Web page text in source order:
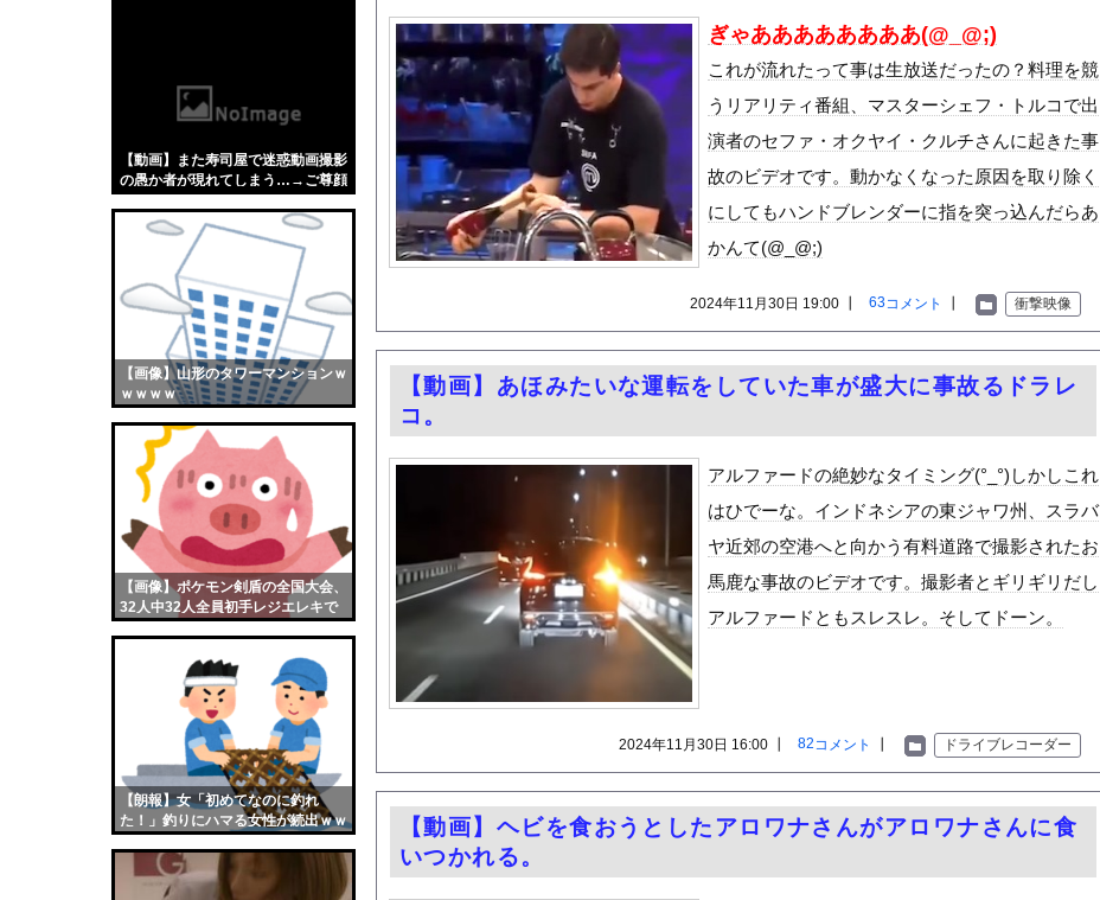
【動画】また寿司屋で迷惑動画撮影
の愚か者が現れてしまう…→ご尊顔
【画像】山形のタワーマンションｗ
ｗｗｗｗ
【画像】ポケモン剣盾の全国大会、
32人中32人全員初手レジエレキで
【朗報】女「初めてなのに釣れ
た！」釣りにハマる女性が続出ｗｗ
娘に愛萌と名付けてしまった。妊娠中の私「響きがかわいいし、愛萌おばあちゃんってかわい...
おじさんファッション論争→次のターゲットはボディバッグ?パーカーもダメハーフパンツも...
【悲報】Googleのエンジニア「AIで仕事がつまらなくなった」
F1ハンガリーGPのアストンマーチンの改善にパパストロール興奮「工場の男子＆女子の努...
【悲報】菊地亜美「夫は日本で仕事、私と子供はマレーシア、夫は毎月会いに来る」←これど...
刈川くるみアナ くっきり巨乳が揺れる！！【GIF動画あり】
【悲報】日本人、バカかもしれない。食品消費税減税（8%→1%）に93.2%の国民が賛...
【朗報】れみひゅーさん、ケータリングに鳥取和牛をゲットしてしまう【AKB48徳永羚海...
ホークス優勝マジック37 両リーグで今季初点灯
【画像】おまえらくんの机がこの女の子の椅子にされてたらｗｗｗ
【画像】この女優さん、可愛すぎる
【画像】おまえらこういう地雷系の女子高生って好きじゃないの？
海外「日本よ、お前がナンバーワンだ」 熊本地震直後の日本の対応のスピードに世界が衝撃
勇気を出して白人美女にチン凸したアジア人短小男
、爆笑されてしまうｗｗｗ
10年もの間浮気してた嫁。まさかと思い長男のDNA鑑定をするがいいな？と問うと、元嫁...
ウクライナ侵攻以降、ロシア軍兵士のHIV感染が2000％急増…ウクライナメディア！
【配信者】「金バエ」のSNS更新が1週間途絶え、様々な憶測が飛び交う。1週間ぶりの投...
【画像】女の子「危機管理フォーーーーム！！！」
私「ちょっと、人の家の金庫触らないでよ！」キチママ『そこに金庫があったから、開けてみ...
【画像】どのくノ一を快楽責めしたいｗｗｗｗｗ
【衝撃】これが昔のお前らってマジなの？ｗｗｗｗｗｗｗｗｗｗ
【ひまわり学級】支援学級に名前は必要なのか？
2400隻の船でエルニーニョを抑制する「海洋雲白色化」計画、海面温度を1.88度下げ...
人体実験や拷問にまつわる、ガチで怖い話を教えてくれ
ぎゃああああああああ(@_@;)
これが流れたって事は生放送だったの？料理を競
うリアリティ番組、マスターシェフ・トルコで出
演者のセファ・オクヤイ・クルチさんに起きた事
故のビデオです。動かなくなった原因を取り除く
にしてもハンドブレンダーに指を突っ込んだらあ
かんて(@_@;)
衝撃映像
63コメント
2024年11月30日 19:00 ┃
【動画】あほみたいな運転をしていた車が盛大に事故るドラレ
コ。
アルファードの絶妙なタイミング(°_°)しかしこれ
はひでーな。インドネシアの東ジャワ州、スラバ
ヤ近郊の空港へと向かう有料道路で撮影されたお
馬鹿な事故のビデオです。撮影者とギリギリだし
アルファードともスレスレ。そしてドーン。
ドライブレコーダー
82コメント
2024年11月30日 16:00 ┃
【動画】ヘビを食おうとしたアロワナさんがアロワナさんに食
いつかれる。